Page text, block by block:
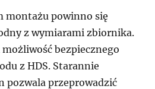
montażu powinno się
z wymiarami zbiornika.
bezpiecznego
z HDS. Starannie
pozwala przeprowadzić